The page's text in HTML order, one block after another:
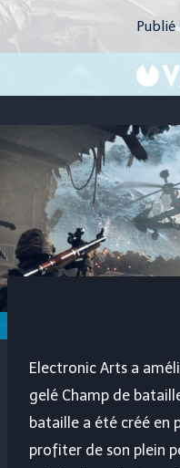
Publié
Electronic Arts a
gelé Champ de
bataille a été créé en
profiter de son plein